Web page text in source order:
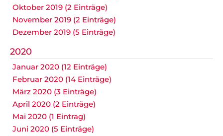
Oktober 2019 (2 Einträge)
November 2019 (2 Einträge)
Dezember 2019 (5 Einträge)
2020
Januar 2020 (12 Einträge)
Februar 2020 (14 Einträge)
März 2020 (3 Einträge)
April 2020 (2 Einträge)
Mai 2020 (1 Eintrag)
Juni 2020 (5 Einträge)
Navigation
überspringen
Anfahrt Impressum